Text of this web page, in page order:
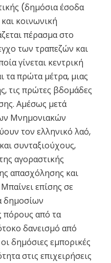
(δημόσια έσοδα
κοινωνική
πέρασμα στο
των τραπεζών και
γίνεται κεντρική
τα πρώτα μέτρα, μιας
τις πρώτες βδομάδες
Αμέσως μετά
Μνημονιακών
τον ελληνικό λαό,
συνταξιούχους,
αγοραστικής
απασχόλησης και
επίσης σε
δημοσίων
πόρους από τα
δανεισμό από
δημόσιες εμπορικές
στις επιχειρήσεις